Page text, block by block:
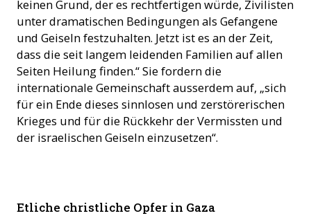
keinen Grund, der es rechtfertigen würde, Zivilisten
unter dramatischen Bedingungen als Gefangene
und Geiseln festzuhalten. Jetzt ist es an der Zeit,
dass die seit langem leidenden Familien auf allen
Seiten Heilung finden.“ Sie fordern die
internationale Gemeinschaft ausserdem auf, „sich
für ein Ende dieses sinnlosen und zerstörerischen
Krieges und für die Rückkehr der Vermissten und
der israelischen Geiseln einzusetzen“.
katholischen Pfarrei in Gaza Stadt noch eine bessere. (Foto: ©
Etliche christliche Opfer in Gaza